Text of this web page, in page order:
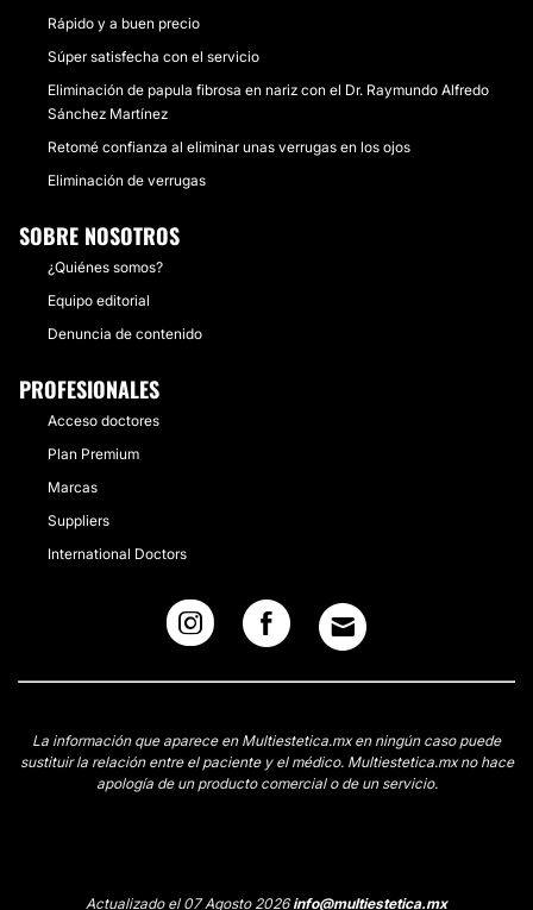
Rápido y a buen precio
Súper satisfecha con el servicio
Eliminación de papula fibrosa en nariz con el Dr. Raymundo Alfredo
Sánchez Martínez
Retomé confianza al eliminar unas verrugas en los ojos
Eliminación de verrugas
SOBRE NOSOTROS
¿Quiénes somos?
Equipo editorial
Denuncia de contenido
PROFESIONALES
Acceso doctores
Plan Premium
Marcas
Suppliers
International Doctors
La información que aparece en Multiestetica.mx en ningún caso puede
sustituir la relación entre el paciente y el médico. Multiestetica.mx no hace
apología de un producto comercial o de un servicio.
Actualizado el 07 Agosto 2026info@multiestetica.mx